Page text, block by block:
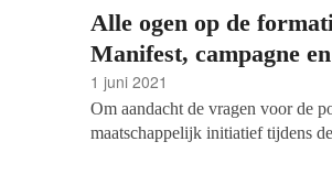
Alle ogen op de
Manifest, campagne
1 juni 2021
Om aandacht de vragen voor de
maatschappelijk initiatief tijdens